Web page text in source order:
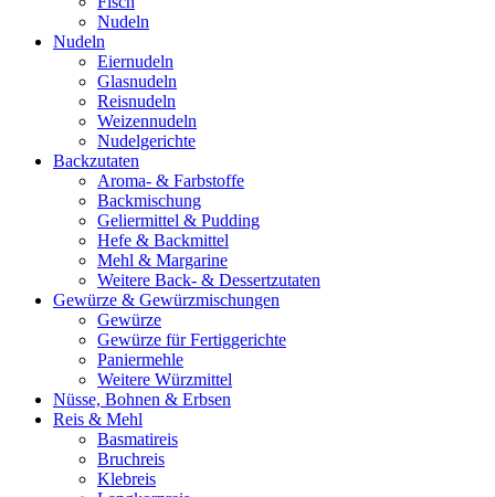
Nudeln
Nudeln
Eiernudeln
Glasnudeln
Reisnudeln
Weizennudeln
Nudelgerichte
Backzutaten
Aroma- & Farbstoffe
Backmischung
Geliermittel & Pudding
Hefe & Backmittel
Mehl & Margarine
Weitere Back- & Dessertzutaten
Gewürze & Gewürzmischungen
Gewürze
Gewürze für Fertiggerichte
Paniermehle
Weitere Würzmittel
Nüsse, Bohnen & Erbsen
Reis & Mehl
Basmatireis
Bruchreis
Klebreis